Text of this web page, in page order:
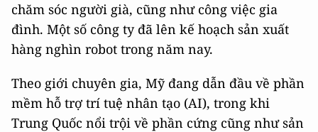
chăm sóc người già, cũng như công việc gia
đình. Một số công ty đã lên kế hoạch sản xuất
hàng nghìn robot trong năm nay.
Theo giới chuyên gia, Mỹ đang dẫn đầu về phần
mềm hỗ trợ trí tuệ nhân tạo (AI), trong khi
Trung Quốc nổi trội về phần cứng cũng như sản